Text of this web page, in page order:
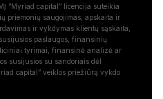
“Myriad capital” licencija suteikia
priemonių saugojimas, apskaita ir
ir vykdymas klientų sąskaita,
paslaugos, finansinių
tyrimai, finansinė analizė ar
susijusios su sandoriais dėl
capital” veiklos priežiūrą vykdo